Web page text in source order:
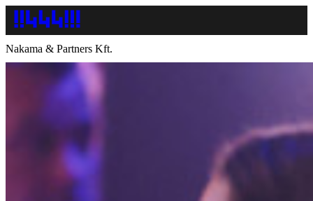
Nakama & Partners Kft.